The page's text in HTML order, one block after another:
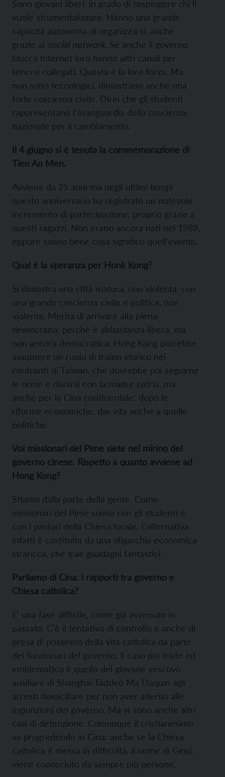
Sono giovani liberi, in grado di respingere chi li
vuole strumentalizzare. Hanno una grande
capacità autonoma di organizzarsi, anche
grazie ai social network. Se anche il governo
blocca Internet loro hanno altri canali per
tenersi collegati. Questa è la loro forza. Ma
non sono tecnologici, dimostrano anche una
forte coscienza civile. Direi che gli studenti
rappresentano l'avanguardia della coscienza
nazionale per il cambiamento.
Il 4 giugno si è tenuta la commemorazione di
Tien An Men.
Avviene da 25 anni ma negli ultimi tempi
questo anniversario ha registrato un notevole
incremento di partecipazione, proprio grazie a
questi ragazzi. Non erano ancora nati nel 1989,
eppure sanno bene cosa significò quell'evento.
Qual è la speranza per Honk Kong?
Si dimostra una città matura, non violenta, con
una grande coscienza civile e politica, non
violenta. Merita di arrivare alla piena
democrazia, perchè è abbastanza libera, ma
non ancora democratica. Hong Kong potrebbe
assumere un ruolo di traino storico nei
confronti di Taiwan, che dovrebbe poi seguirne
le orme e riunirsi con la madre patria, ma
anche per la Cina continentale: dopo le
riforme economiche, dar vita anche a quelle
politiche.
Voi missionari del Pime siete nel mirino del
governo cinese. Rispetto a quanto avviene ad
Hong Kong?
Stiamo dalla parte della gente. Come
missionari del Pime siamo con gli studenti e
con i pastori della Chiesa locale. L'alternativa
infatti è costituita da una oligarchia economica
straricca, che trae guadagni fantastici.
Parliamo di Cina: i rapporti tra governo e
Chiesa cattolica?
E' una fase difficile, come già avvenuto in
passato. C'è il tentativo di controllo e anche di
presa di possesso della vita cattolica da parte
dei funzionari del governo. Il caso più triste ed
emblematico è quello del giovane vescovo
ausiliare di Shanghai Taddeo Ma Daquin agli
arresti domiciliare per non aver aderito alle
ingiunzioni del governo. Ma vi sono anche altri
casi di detenzione. Comunque il cristianesimo
va progredendo in Cina: anche se la Chiesa
cattolica è messa in difficoltà, il nome di Gesù
viene conosciuto da sempre più persone.